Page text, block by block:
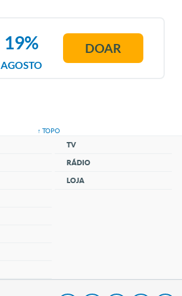
AGOSTO
19% DOAR
↑ TOPO
TV
RÁDIO
LOJA